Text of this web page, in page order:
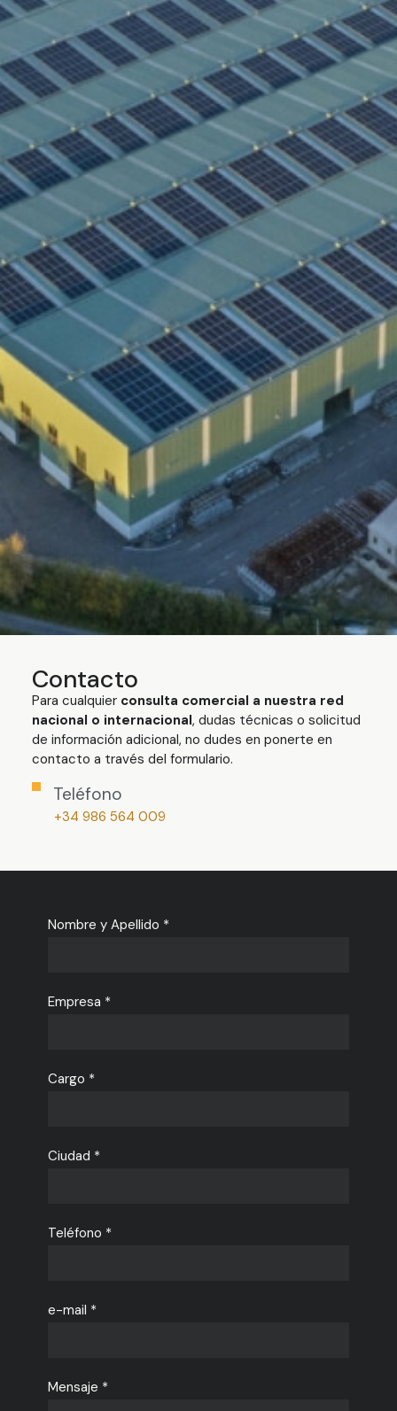
Contacto
Para cualquier consulta comercial a nuestra red
nacional o internacional, dudas técnicas o solicitud
de información adicional, no dudes en ponerte en
contacto a través del formulario.
Teléfono
+34 986 564 009
Nombre y Apellido *
Empresa *
Cargo *
Ciudad *
Teléfono *
e-mail *
Mensaje *